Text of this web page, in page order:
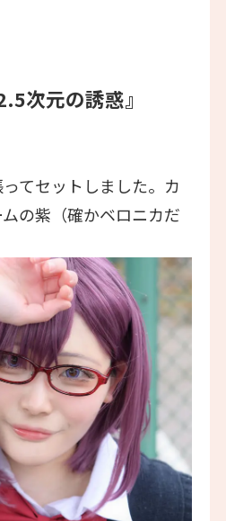
次元の誘惑』
てセットしました。カ
の紫（確かベロニカだ